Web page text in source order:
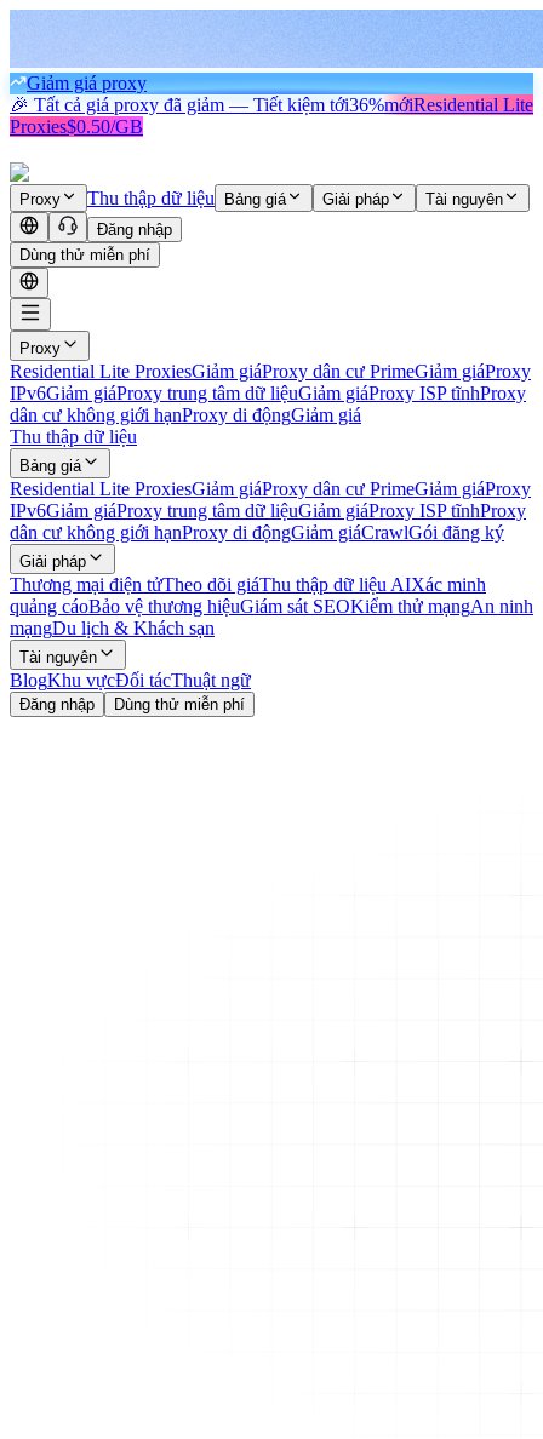
Giảm giá proxy
🎉 Tất cả giá proxy đã giảm — Tiết kiệm tới36%mớiResidential Lite
Proxies$0.50/GB
Proxy Thu thập dữ liệu Bảng giá Giải pháp
Tài nguyên
Đăng nhập
Dùng thử miễn phí
Proxy
Residential Lite ProxiesGiảm giáProxy dân cư PrimeGiảm giáProxy
IPv6Giảm giáProxy trung tâm dữ liệuGiảm giáProxy ISP tĩnhProxy
dân cư không giới hạnProxy di độngGiảm giá
Thu thập dữ liệu
Bảng giá
Residential Lite ProxiesGiảm giáProxy dân cư PrimeGiảm giáProxy
IPv6Giảm giáProxy trung tâm dữ liệuGiảm giáProxy ISP tĩnhProxy
dân cư không giới hạnProxy di độngGiảm giáCrawlGói đăng ký
Giải pháp
Thương mại điện tửTheo dõi giáThu thập dữ liệu AIXác minh
quảng cáoBảo vệ thương hiệuGiám sát SEOKiểm thử mạngAn ninh
mạngDu lịch & Khách sạn
Tài nguyên
BlogKhu vựcĐối tácThuật ngữ
Đăng nhập Dùng thử miễn phí